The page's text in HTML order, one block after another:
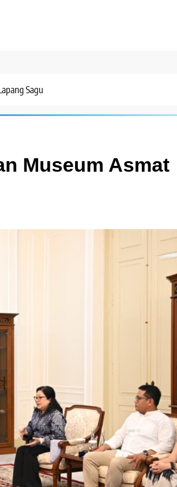
Sagu
Museum Asmat